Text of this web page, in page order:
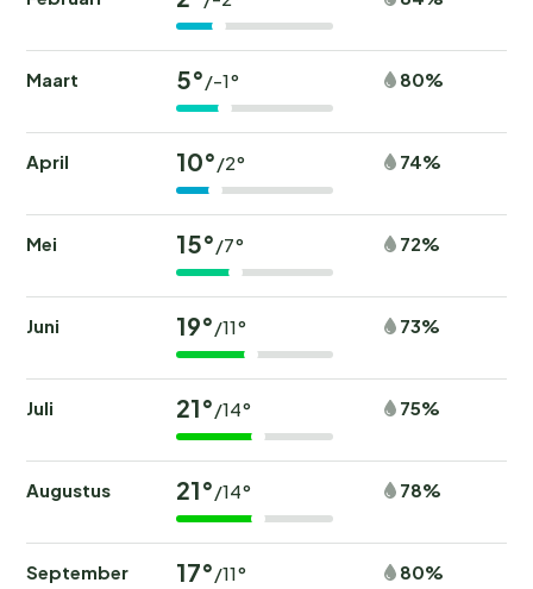
Maart 5° /-1° 80%
April 10° /2° 74%
Mei 15° /7° 72%
Juni 19° /11° 73%
Juli 21° /14° 75%
Augustus 21° /14° 78%
September 17° /11° 80%